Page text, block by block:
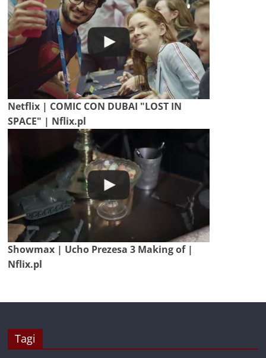
Netflix | COMIC CON DUBAI "LOST IN
SPACE" | Nflix.pl
Showmax | Ucho Prezesa 3 Making of |
Nflix.pl
Tagi